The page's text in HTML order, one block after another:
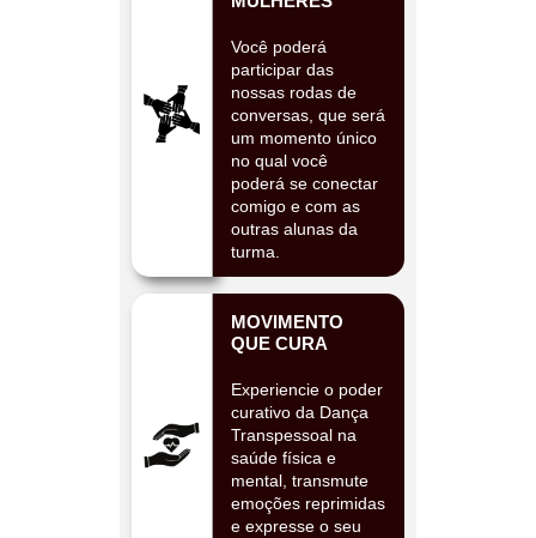
Você poderá
participar das
nossas rodas de
conversas, que será
um momento único
no qual você
poderá se conectar
comigo e com as
outras alunas da
turma.
MOVIMENTO
QUE CURA
Experiencie o poder
curativo da Dança
Transpessoal na
saúde física e
mental, transmute
emoções reprimidas
e expresse o seu